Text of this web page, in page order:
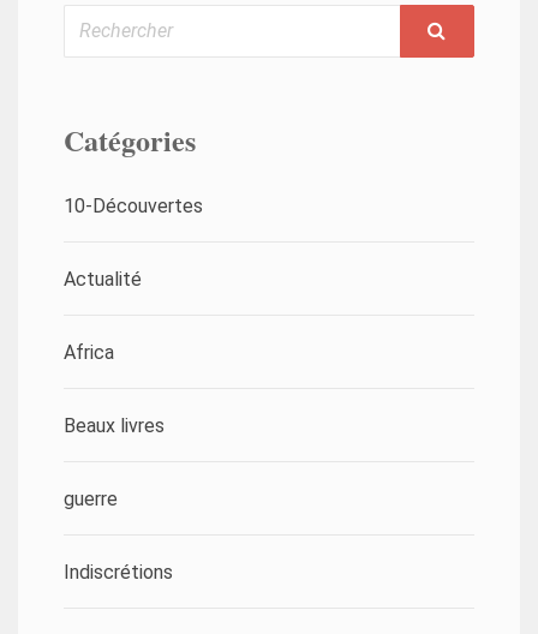
Rechercher
Catégories
10-Découvertes
Actualité
Africa
Beaux livres
guerre
Indiscrétions